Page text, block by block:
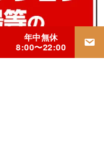
年中無休
8:00〜22:00